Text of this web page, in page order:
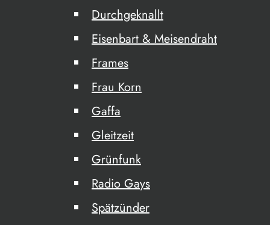
Durchgeknallt
Eisenbart & Meisendraht
Frames
Frau Korn
Gaffa
Gleitzeit
Grünfunk
Radio Gays
Spätzünder